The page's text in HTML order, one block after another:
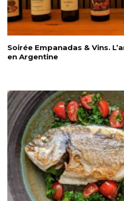
Soirée Empanadas & Vins.
en Argentine